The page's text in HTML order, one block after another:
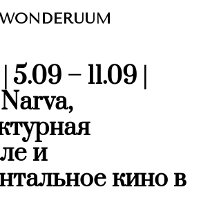
– 11.09 |
и
кино в